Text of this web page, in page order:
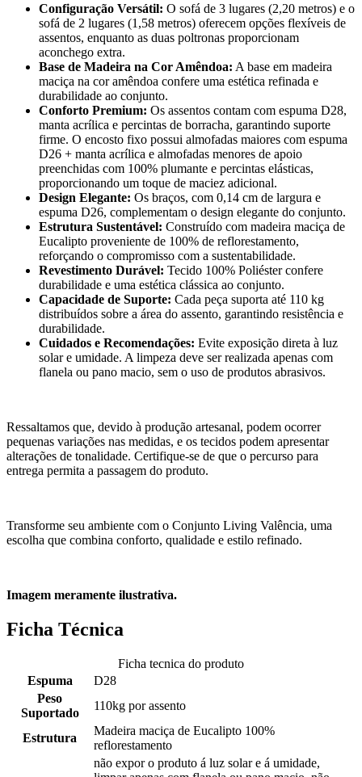
Configuração Versátil: O sofá de 3 lugares (2,20 metros) e o
sofá de 2 lugares (1,58 metros) oferecem opções flexíveis de
assentos, enquanto as duas poltronas proporcionam
aconchego extra.
Base de Madeira na Cor Amêndoa: A base em madeira
maciça na cor amêndoa confere uma estética refinada e
durabilidade ao conjunto.
Conforto Premium: Os assentos contam com espuma D28,
manta acrílica e percintas de borracha, garantindo suporte
firme. O encosto fixo possui almofadas maiores com espuma
D26 + manta acrílica e almofadas menores de apoio
preenchidas com 100% plumante e percintas elásticas,
proporcionando um toque de maciez adicional.
Design Elegante: Os braços, com 0,14 cm de largura e
espuma D26, complementam o design elegante do conjunto.
Estrutura Sustentável: Construído com madeira maciça de
Eucalipto proveniente de 100% de reflorestamento,
reforçando o compromisso com a sustentabilidade.
Revestimento Durável: Tecido 100% Poliéster confere
durabilidade e uma estética clássica ao conjunto.
Capacidade de Suporte: Cada peça suporta até 110 kg
distribuídos sobre a área do assento, garantindo resistência e
durabilidade.
Cuidados e Recomendações: Evite exposição direta à luz
solar e umidade. A limpeza deve ser realizada apenas com
flanela ou pano macio, sem o uso de produtos abrasivos.
Ressaltamos que, devido à produção artesanal, podem ocorrer
pequenas variações nas medidas, e os tecidos podem apresentar
alterações de tonalidade. Certifique-se de que o percurso para
entrega permita a passagem do produto.
Transforme seu ambiente com o Conjunto Living Valência, uma
escolha que combina conforto, qualidade e estilo refinado.
Imagem meramente ilustrativa.
Ficha Técnica
Ficha tecnica do produto
Espuma
D28
Peso
Suportado
110kg por assento
Estrutura
Madeira maciça de Eucalipto 100%
reflorestamento
não expor o produto á luz solar e á umidade,